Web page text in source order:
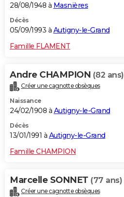
28/08/1948 à Masnières
Décès
05/09/1993 à Autigny-le-Grand
Famille FLAMENT
Andre CHAMPION (82 ans)
Créer une cagnotte obsèques
Naissance
24/02/1908 à Autigny-le-Grand
Décès
13/01/1991 à Autigny-le-Grand
Famille CHAMPION
Marcelle SONNET (77 ans)
Créer une cagnotte obsèques